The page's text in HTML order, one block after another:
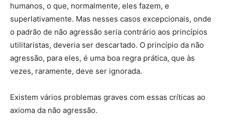
humanos, o que, normalmente, eles fazem, e
superlativamente. Mas nesses casos excepcionais, onde
o padrão de não agressão seria contrário aos princípios
utilitaristas, deveria ser descartado. O princípio da não
agressão, para eles, é uma boa regra prática, que às
vezes, raramente, deve ser ignorada.
Existem vários problemas graves com essas críticas ao
axioma da não agressão.